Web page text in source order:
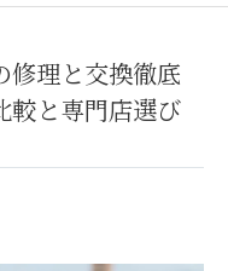
修理と交換徹底
較と専門店選び